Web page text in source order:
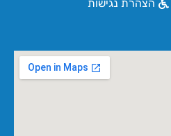
הצהרת נגישות